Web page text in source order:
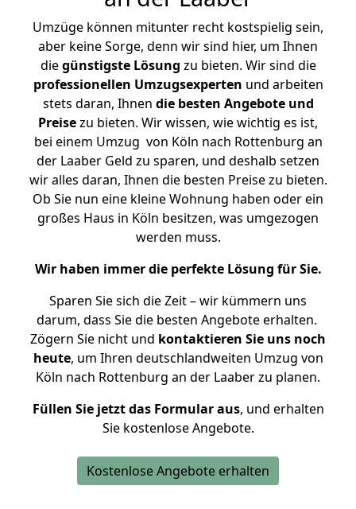
Umzüge können mitunter recht kostspielig sein,
aber keine Sorge, denn wir sind hier, um Ihnen
diegünstigste Lösung zu bieten. Wir sind die
professionellen Umzugsexperten und arbeiten
stets daran, Ihnen die besten Angebote und
Preisezu bieten. Wir wissen, wie wichtig es ist,
bei einem Umzug von Köln nach Rottenburg an
der Laaber Geld zu sparen, und deshalb setzen
wir alles daran, Ihnen die besten Preise zu bieten.
Ob Sie nun eine kleine Wohnung haben oder ein
großes Haus in Köln besitzen, was umgezogen
werden muss.
Wir haben immer die perfekte Lösung für Sie.
Sparen Sie sich die Zeit – wir kümmern uns
darum, dass Sie die besten Angebote erhalten.
Zögern Sie nicht und kontaktieren Sie uns noch
heute, um Ihren deutschlandweiten Umzug von
Köln nach Rottenburg an der Laaber zu planen.
Füllen Sie jetzt das Formular aus, und erhalten
Sie kostenlose Angebote.
Kostenlose Angebote erhalten